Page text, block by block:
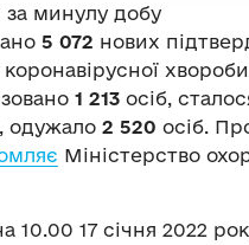
за минулу добу
5 072 нових
хвороби
1 213 осіб,
одужало 2 520 осіб.
Міністерство
10.00 17 січня 2022